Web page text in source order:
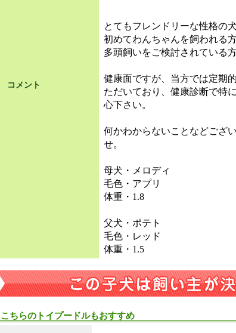
コメント
とてもフレンドリーな性格の
初めてわんちゃんを飼われる
多頭飼いをご検討されている
健康面ですが、当方では定期
ただいており、健康診断で特
心下さい。
何かわからないことなどござ
せ。
母犬・メロディ
毛色・アプリ
体重・1.8
父犬・ポテト
毛色・レッド
体重・1.5
こちらのトイプードルもおすすめ